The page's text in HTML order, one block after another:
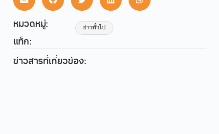
หมวดหมู่:
ข่าวทั่วไป
แท็ก:
ข่าวสารที่เกี่ยวข้อง: